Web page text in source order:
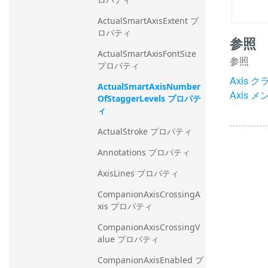
ActualSmartAxisExtent プ
ロパティ
ActualSmartAxisFontSize
プロパティ
ActualSmartAxisNumber
OfStaggerLevels プロパテ
ィ
ActualStroke プロパティ
Annotations プロパティ
AxisLines プロパティ
CompanionAxisCrossingA
xis プロパティ
CompanionAxisCrossingV
alue プロパティ
CompanionAxisEnabled プ
参照
参照
Axis ク
Axis メ